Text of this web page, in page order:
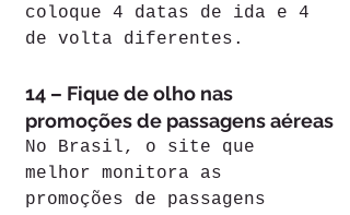
coloque 4 datas de ida e 4
de volta diferentes.
14 – Fique de olho nas
promoções de passagens aéreas
No Brasil, o site que
melhor monitora as
promoções de passagens